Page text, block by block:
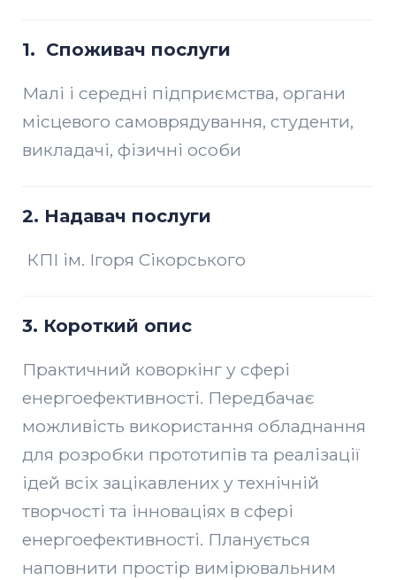
1. Споживач послуги
Малі і середні підприємства, органи
місцевого самоврядування, студенти,
викладачі, фізичні особи
2. Надавач послуги
КПІ ім. Ігоря Сікорського
3. Короткий опис
Практичний коворкінг у сфері
енергоефективності. Передбачає
можливість використання обладнання
для розробки прототипів та реалізації
ідей всіх зацікавлених у технічній
творчості та інноваціях в сфері
енергоефективності. Планується
наповнити простір вимірювальним